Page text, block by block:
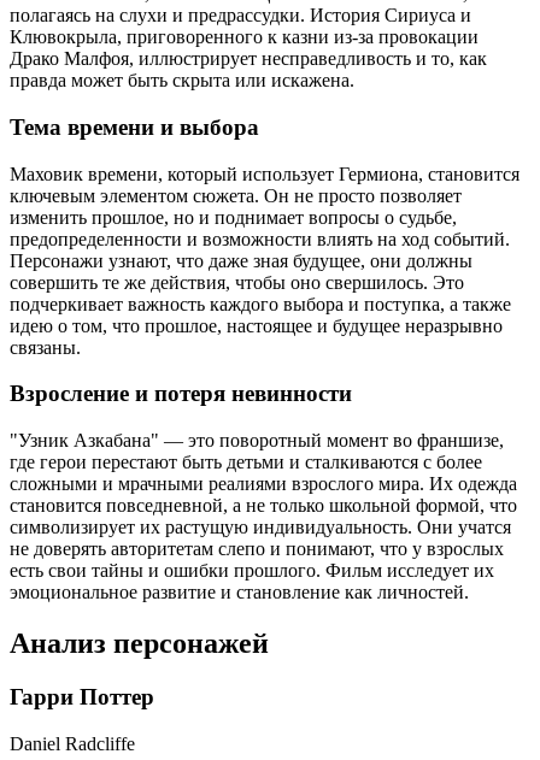
полагаясь на слухи и предрассудки. История Сириуса и
Клювокрыла, приговоренного к казни из-за провокации
Драко Малфоя, иллюстрирует несправедливость и то, как
правда может быть скрыта или искажена.
Тема времени и выбора
Маховик времени, который использует Гермиона, становится
ключевым элементом сюжета. Он не просто позволяет
изменить прошлое, но и поднимает вопросы о судьбе,
предопределенности и возможности влиять на ход событий.
Персонажи узнают, что даже зная будущее, они должны
совершить те же действия, чтобы оно свершилось. Это
подчеркивает важность каждого выбора и поступка, а также
идею о том, что прошлое, настоящее и будущее неразрывно
связаны.
Взросление и потеря невинности
"Узник Азкабана" — это поворотный момент во франшизе,
где герои перестают быть детьми и сталкиваются с более
сложными и мрачными реалиями взрослого мира. Их одежда
становится повседневной, а не только школьной формой, что
символизирует их растущую индивидуальность. Они учатся
не доверять авторитетам слепо и понимают, что у взрослых
есть свои тайны и ошибки прошлого. Фильм исследует их
эмоциональное развитие и становление как личностей.
Анализ персонажей
Гарри Поттер
Daniel Radcliffe